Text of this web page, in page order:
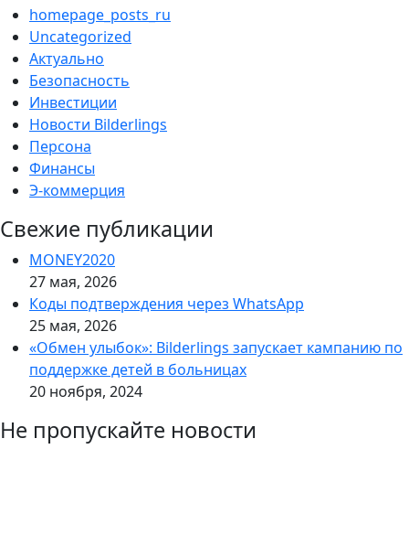
homepage_posts_ru
Uncategorized
Актуально
Безопасность
Инвестиции
Новости Bilderlings
Персона
Финансы
Э-коммерция
Свежие публикации
MONEY2020
27 мая, 2026
Коды подтверждения через WhatsApp
25 мая, 2026
«Обмен улыбок»: Bilderlings запускает кампанию по
поддержке детей в больницах
20 ноября, 2024
Не пропускайте новости